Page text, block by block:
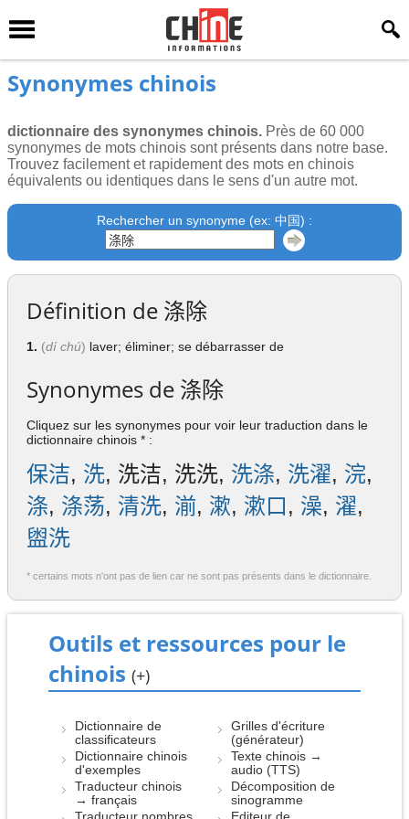
Synonymes chinois
dictionnaire des synonymes chinois. Près de 60 000
synonymes de mots chinois sont présents dans notre base.
Trouvez facilement et rapidement des mots en chinois
équivalents ou identiques dans le sens d'un autre mot.
Rechercher un synonyme (ex: 中国) :
Définition de 涤除
1. (dí chú) laver; éliminer; se débarrasser de
Synonymes de 涤除
Cliquez sur les synonymes pour voir leur traduction dans le
dictionnaire chinois * :
保洁, 洗, 洗洁, 洗洗, 洗涤, 洗濯, 浣,
涤, 涤荡, 清洗, 湔, 漱, 漱口, 澡, 濯,
盥洗
* certains mots n'ont pas de lien car ne sont pas présents dans le dictionnaire.
Outils et ressources pour le
chinois (+)
Dictionnaire de
classificateurs
Dictionnaire chinois
d'exemples
Traducteur chinois
→ français
Grilles d'écriture
(générateur)
Texte chinois →
audio (TTS)
Décomposition de
sinogramme